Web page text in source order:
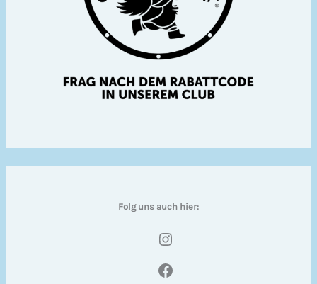
Folg uns auch hier:
Instagram
Facebook